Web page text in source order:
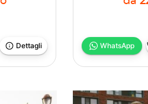
Dettagli WhatsApp